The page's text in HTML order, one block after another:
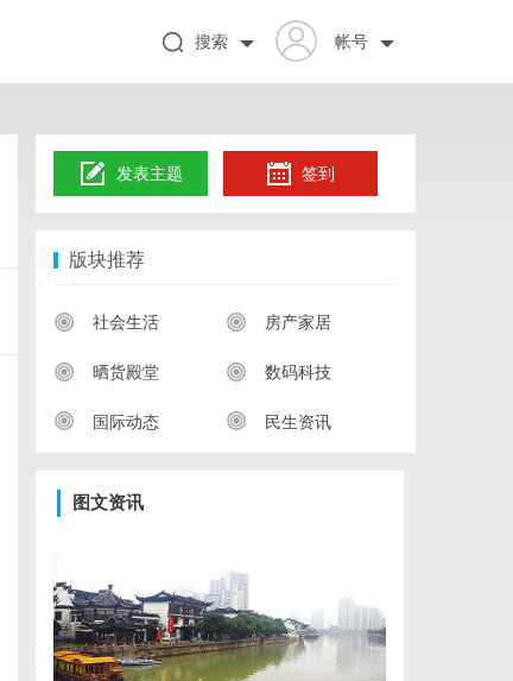
帐号
搜索
发表主题 签到
版块推荐
社会生活 房产家居
晒货殿堂 数码科技
国际动态 民生资讯
图文资讯